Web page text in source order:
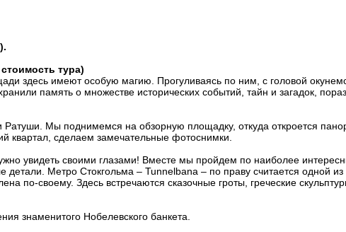
тура)
здесь имеют особую магию. Прогуливаясь по ним, с головой
память о множестве исторических событий, тайн и загадок,
Мы поднимемся на обзорную площадку, откуда откроется
квартал, сделаем замечательные фотоснимки.
увидеть своими глазами! Вместе мы пройдем по наиболее
Метро Стокгольма – Tunnelbana – по праву считается одной из
по-своему. Здесь встречаются сказочные гроты, греческие
знаменитого Нобелевского банкета.